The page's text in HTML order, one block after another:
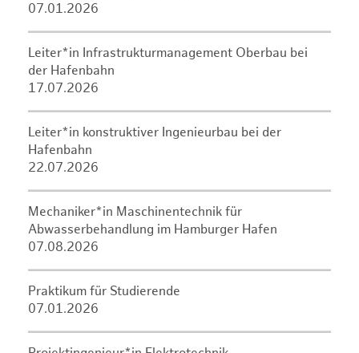
07.01.2026
Leiter*in Infrastrukturmanagement Oberbau bei
der Hafenbahn
17.07.2026
Leiter*in konstruktiver Ingenieurbau bei der
Hafenbahn
22.07.2026
Mechaniker*in Maschinentechnik für
Abwasserbehandlung im Hamburger Hafen
07.08.2026
Praktikum für Studierende
07.01.2026